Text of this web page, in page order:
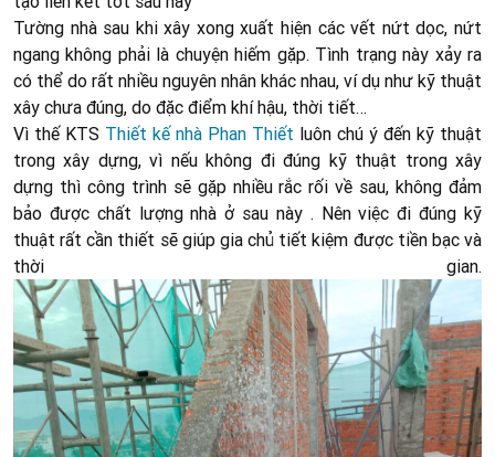
Tường nhà sau khi xây xong xuất hiện các vết nứt dọc, nứt
ngang không phải là chuyện hiếm gặp. Tình trạng này xảy ra
có thể do rất nhiều nguyên nhân khác nhau, ví dụ như kỹ thuật
xây chưa đúng, do đặc điểm khí hậu, thời tiết…
Vì thế KTS Thiết kế nhà Phan Thiết luôn chú ý đến kỹ thuật
trong xây dựng, vì nếu không đi đúng kỹ thuật trong xây
dựng thì công trình sẽ gặp nhiều rắc rối về sau, không đảm
bảo được chất lượng nhà ở sau này . Nên việc đi đúng kỹ
thuật rất cần thiết sẽ giúp gia chủ tiết kiệm được tiền bạc và
thời gian.